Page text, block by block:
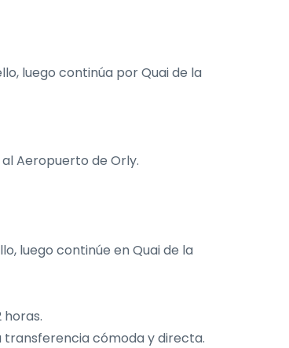
luego continúa por Quai de la
Aeropuerto de Orly.
luego continúe en Quai de la
transferencia cómoda y directa.